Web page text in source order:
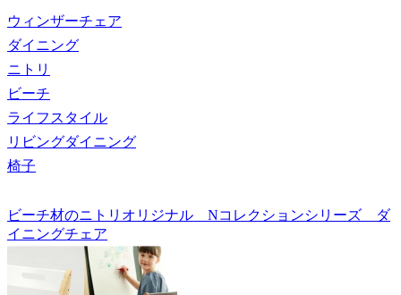
ウィンザーチェア
ダイニング
ニトリ
ビーチ
ライフスタイル
リビングダイニング
椅子
ビーチ材のニトリオリジナル Nコレクションシリーズ ダ
イニングチェア